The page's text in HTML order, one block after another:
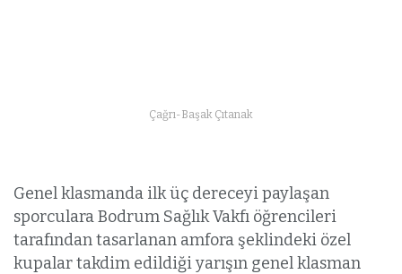
Çağrı-Başak Çıtanak
Genel klasmanda ilk üç dereceyi paylaşan
sporculara Bodrum Sağlık Vakfı öğrencileri
tarafından tasarlanan amfora şeklindeki özel
kupalar takdim edildiği yarışın genel klasman